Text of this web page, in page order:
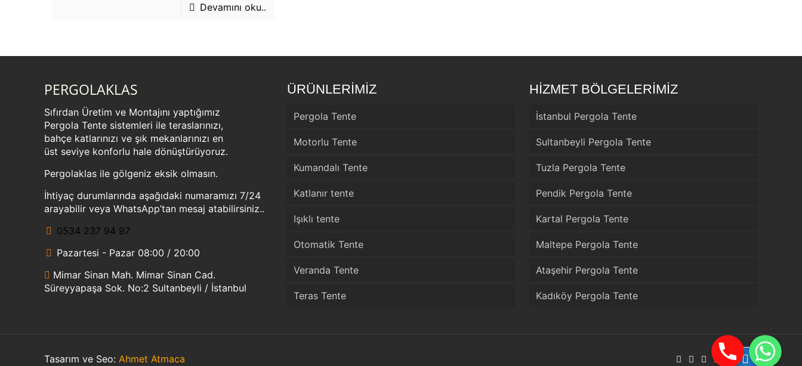
Devamını oku..
PERGOLAKLAS
Sıfırdan Üretim ve Montajını yaptığımız
Pergola Tente sistemleri ile teraslarınızı,
bahçe katlarınızı ve şık mekanlarınızı en
üst seviye konforlu hale dönüştürüyoruz.
Pergolaklas ile gölgeniz eksik olmasın.
İhtiyaç durumlarında aşağıdaki numaramızı 7/24
arayabilir veya WhatsApp’tan mesaj atabilirsiniz..
0534 237 94 97
Pazartesi - Pazar 08:00 / 20:00
Mimar Sinan Mah. Mimar Sinan Cad.
Süreyyapaşa Sok. No:2 Sultanbeyli / İstanbul
ÜRÜNLERİMİZ
Pergola Tente
Motorlu Tente
Kumandalı Tente
Katlanır tente
Işıklı tente
Otomatik Tente
Veranda Tente
Teras Tente
HİZMET BÖLGELERİMİZ
İstanbul Pergola Tente
Sultanbeyli Pergola Tente
Tuzla Pergola Tente
Pendik Pergola Tente
Kartal Pergola Tente
Maltepe Pergola Tente
Ataşehir Pergola Tente
Kadıköy Pergola Tente
Tasarım ve Seo: Ahmet Atmaca
Telefon WhatsApp